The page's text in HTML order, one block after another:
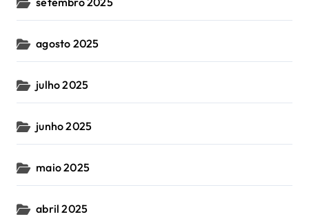
agosto 2025
julho 2025
junho 2025
maio 2025
abril 2025